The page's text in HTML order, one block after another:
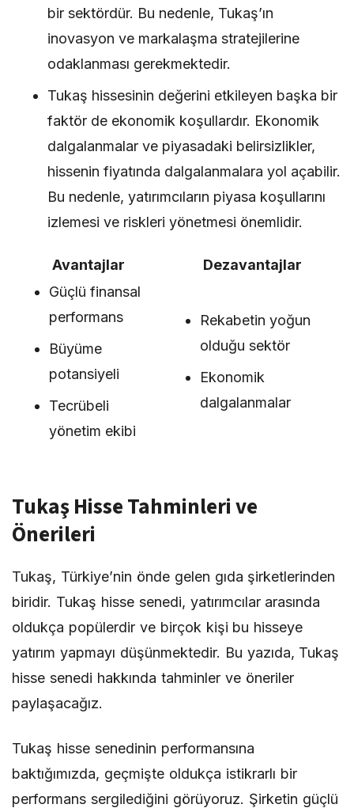
bir sektördür. Bu nedenle, Tukaş’ın
inovasyon ve markalaşma stratejilerine
odaklanması gerekmektedir.
Tukaş hissesinin değerini etkileyen başka bir
faktör de ekonomik koşullardır. Ekonomik
dalgalanmalar ve piyasadaki belirsizlikler,
hissenin fiyatında dalgalanmalara yol açabilir.
Bu nedenle, yatırımcıların piyasa koşullarını
izlemesi ve riskleri yönetmesi önemlidir.
Avantajlar
Dezavantajlar
Güçlü finansal
performans
Büyüme
potansiyeli
Tecrübeli
yönetim ekibi
Rekabetin yoğun
olduğu sektör
Ekonomik
dalgalanmalar
Tukaş Hisse Tahminleri ve
Önerileri
Tukaş, Türkiye’nin önde gelen gıda şirketlerinden
biridir. Tukaş hisse senedi, yatırımcılar arasında
oldukça popülerdir ve birçok kişi bu hisseye
yatırım yapmayı düşünmektedir. Bu yazıda, Tukaş
hisse senedi hakkında tahminler ve öneriler
paylaşacağız.
Tukaş hisse senedinin performansına
baktığımızda, geçmişte oldukça istikrarlı bir
performans sergilediğini görüyoruz. Şirketin güçlü